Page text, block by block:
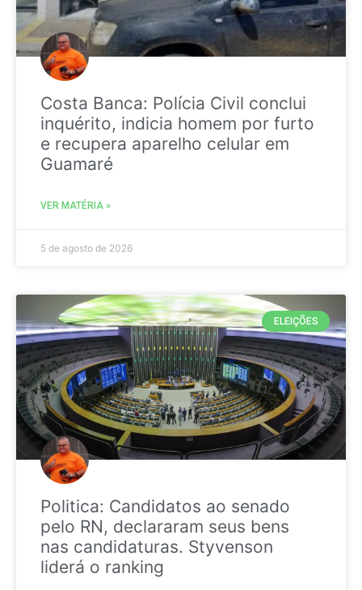
Costa Banca: Polícia Civil conclui
inquérito, indicia homem por furto
e recupera aparelho celular em
Guamaré
VER MATÉRIA »
5 de agosto de 2026
ELEIÇÕES
Politica: Candidatos ao senado
pelo RN, declararam seus bens
nas candidaturas. Styvenson
liderá o ranking